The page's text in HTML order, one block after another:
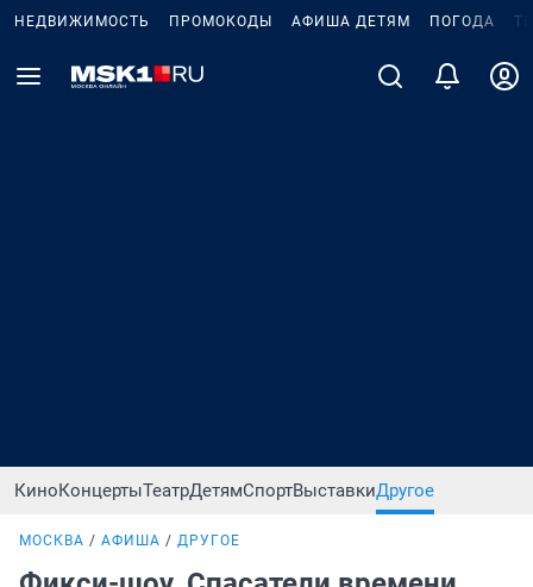
НЕДВИЖИМОСТЬ ПРОМОКОДЫ АФИША ДЕТЯМ ПОГОДА
КиноКонцертыТеатрДетямСпортВыставкиДругое
МОСКВА АФИША ДРУГОЕ